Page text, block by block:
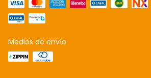
Medios de envío